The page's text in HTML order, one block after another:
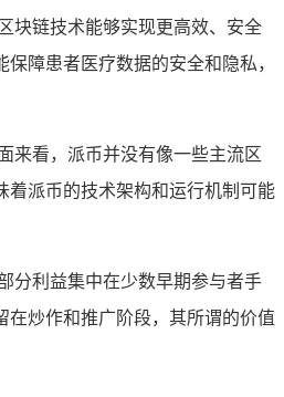
块链技术能够实现更高效、安全
障患者医疗数据的安全和隐私，
来看，派币并没有像一些主流区
着派币的技术架构和运行机制可能
分利益集中在少数早期参与者手
炒作和推广阶段，其所谓的价值